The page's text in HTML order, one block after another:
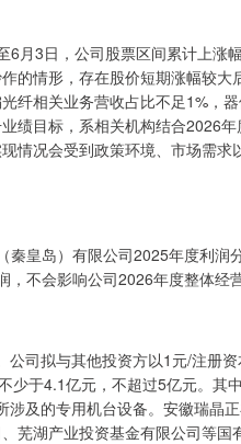
3日，公司股票区间累计上涨
情形，存在股价短期涨幅较大
纤相关业务营收占比不足1%，
绩目标，系相关机构结合2026
情况会受到政策环境、市场需求
皇岛）有限公司2025年度利润
不会影响公司2026年度整体经营
司拟与其他投资方以1元/注册
少于4.1亿元，不超过5亿元。其
及的专用机台设备。安徽瑞晶
芜湖产业投资基金有限公司等国